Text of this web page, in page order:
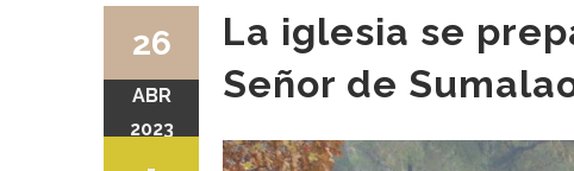
La iglesia se
Señor de
26
ABR
2023